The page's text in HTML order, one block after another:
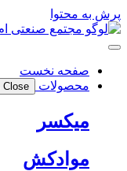
پرش به محتوا
صفحه نخست
محصولات
Close محصولات
میکسر
موادکش